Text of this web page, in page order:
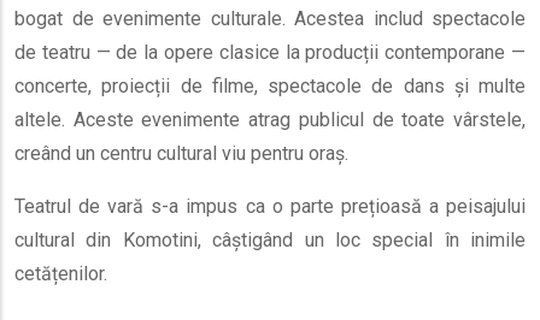
bogat de evenimente culturale. Acestea includ spectacole
de teatru — de la opere clasice la producții contemporane —
concerte, proiecții de filme, spectacole de dans și multe
altele. Aceste evenimente atrag publicul de toate vârstele,
creând un centru cultural viu pentru oraș.
Teatrul de vară s-a impus ca o parte prețioasă a peisajului
cultural din Komotini, câștigând un loc special în inimile
cetățenilor.